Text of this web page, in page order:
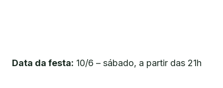
Data da festa: 10/6 – sábado, a partir das 21h